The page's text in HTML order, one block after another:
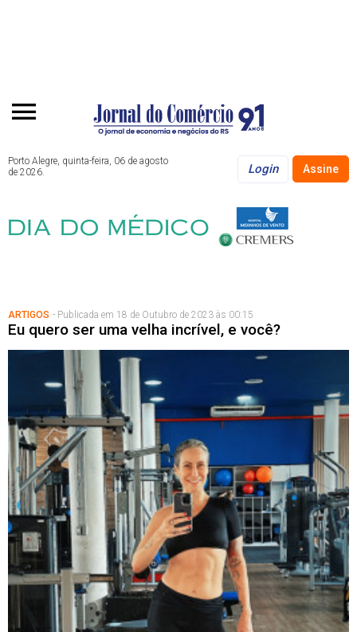
Porto Alegre, quinta-feira, 06 de agosto
de 2026.
Login Assine
ARTIGOS - Publicada em 18 de Outubro de 2023 às 00:15
Eu quero ser uma velha incrível, e você?